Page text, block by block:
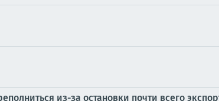
из-за остановки почти всего